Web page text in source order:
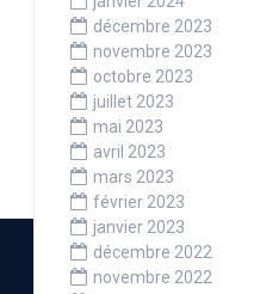
décembre 2023
novembre 2023
octobre 2023
juillet 2023
mai 2023
avril 2023
mars 2023
février 2023
janvier 2023
décembre 2022
novembre 2022